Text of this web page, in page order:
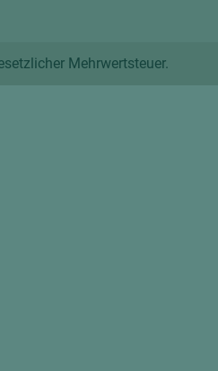
Mehrwertsteuer.